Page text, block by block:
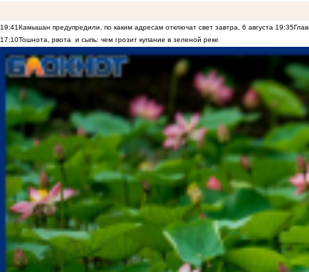
19:41Камышан предупредили, по каким адресам отключат свет завтра, 6 августа 19:35
17:10Тошнота, рвота и сыпь: чем грозит купание в зеленой реке